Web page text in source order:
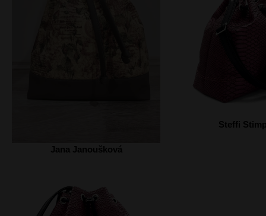
Jana Janoušková
Steffi